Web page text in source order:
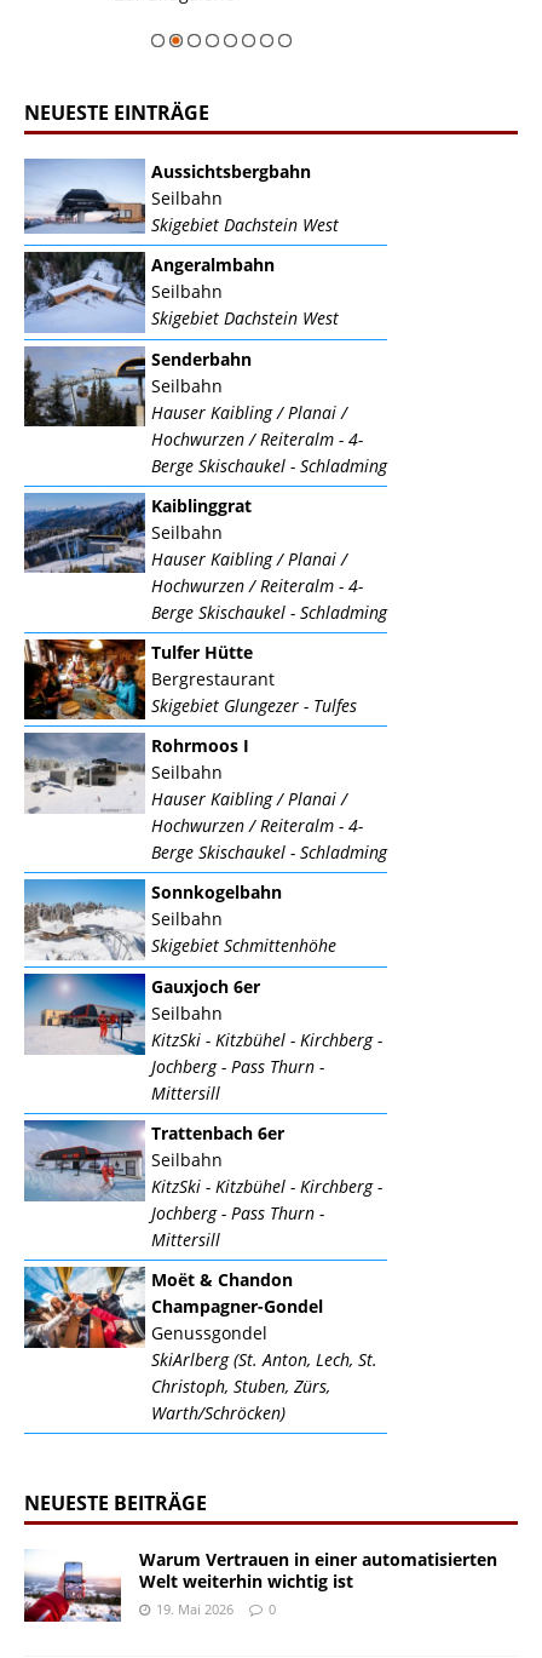
NEUESTE EINTRÄGE
Aussichtsbergbahn
Seilbahn
Skigebiet Dachstein West
Angeralmbahn
Seilbahn
Skigebiet Dachstein West
Senderbahn
Seilbahn
Hauser Kaibling / Planai /
Hochwurzen / Reiteralm - 4-
Berge Skischaukel - Schladming
Kaiblinggrat
Seilbahn
Hauser Kaibling / Planai /
Hochwurzen / Reiteralm - 4-
Berge Skischaukel - Schladming
Tulfer Hütte
Bergrestaurant
Skigebiet Glungezer - Tulfes
Rohrmoos I
Seilbahn
Hauser Kaibling / Planai /
Hochwurzen / Reiteralm - 4-
Berge Skischaukel - Schladming
Sonnkogelbahn
Seilbahn
Skigebiet Schmittenhöhe
Gauxjoch 6er
Seilbahn
KitzSki - Kitzbühel - Kirchberg -
Jochberg - Pass Thurn -
Mittersill
Trattenbach 6er
Seilbahn
KitzSki - Kitzbühel - Kirchberg -
Jochberg - Pass Thurn -
Mittersill
Moët & Chandon
Champagner-Gondel
Genussgondel
SkiArlberg (St. Anton, Lech, St.
Christoph, Stuben, Zürs,
Warth/Schröcken)
NEUESTE BEITRÄGE
Warum Vertrauen in einer automatisierten
Welt weiterhin wichtig ist
19. Mai 2026 0